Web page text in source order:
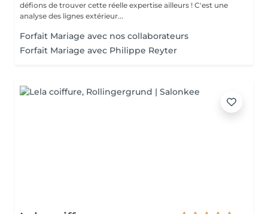
défions de trouver cette réelle expertise ailleurs ! C'est une
analyse des lignes extérieur...
Forfait Mariage avec nos collaborateurs
Forfait Mariage avec Philippe Reyter